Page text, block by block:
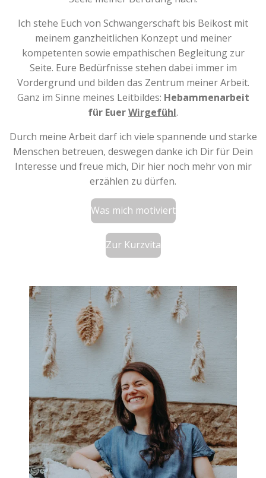
Ich stehe Euch von Schwangerschaft bis Beikost mit
meinem ganzheitlichen Konzept und meiner
kompetenten sowie empathischen Begleitung zur
Seite. Eure Bedürfnisse stehen dabei immer im
Vordergrund und bilden das Zentrum meiner Arbeit.
Ganz im Sinne meines Leitbildes: Hebammenarbeit
für EuerWirgefühl.
Durch meine Arbeit darf ich viele spannende und starke
Menschen betreuen, deswegen danke ich Dir für Dein
Interesse und freue mich, Dir hier noch mehr von mir
erzählen zu dürfen.
Was mich motiviert
Zur Kurzvita